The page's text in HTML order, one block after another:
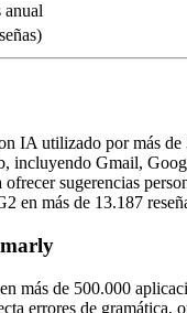
anual
IA utilizado por más
incluyendo Gmail,
sugerencias
en más de 13.187
más de 500.000
errores de gramática,